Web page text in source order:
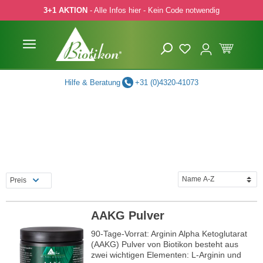
Hauptinhalt springen
Zur Suche springen
Zur Hauptnavigation springen
3+1 AKTION - Alle Infos hier - Kein Code notwendig
Hilfe & Beratung +31 (0)4320-41073
Preis
AAKG Pulver
90-Tage-Vorrat: Arginin Alpha Ketoglutarat
(AAKG) Pulver von Biotikon besteht aus
zwei wichtigen Elementen: L-Arginin und